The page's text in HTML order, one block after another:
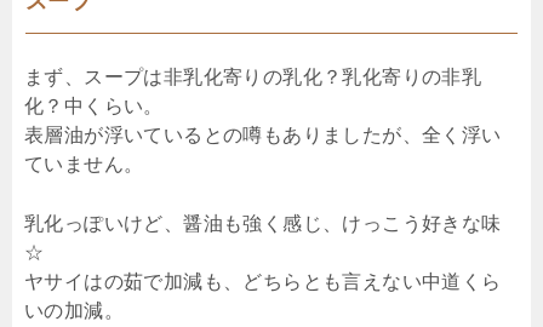
まず、スープは非乳化寄りの乳化？乳化寄りの非乳
化？中くらい。
表層油が浮いているとの噂もありましたが、全く浮い
ていません。
乳化っぽいけど、醤油も強く感じ、けっこう好きな味
☆
ヤサイはの茹で加減も、どちらとも言えない中道くら
いの加減。